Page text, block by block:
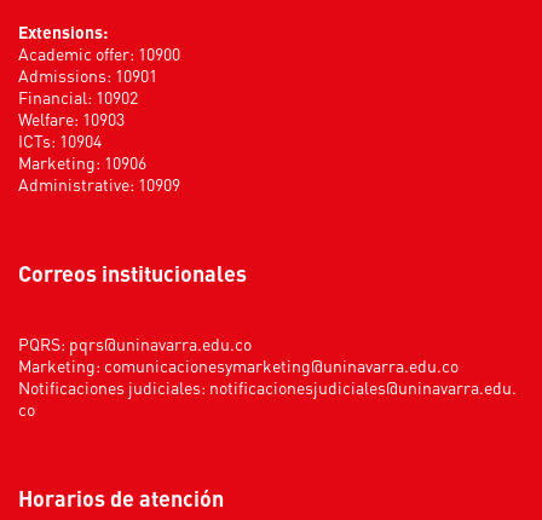
Extensions:
Academic offer: 10900
Admissions: 10901
Financial: 10902
Welfare: 10903
ICTs: 10904
Marketing: 10906
Administrative: 10909
Correos institucionales
PQRS: pqrs@uninavarra.edu.co
Marketing: comunicacionesymarketing@uninavarra.edu.co
Notificaciones judiciales: notificacionesjudiciales@uninavarra.edu.
co
Horarios de atención